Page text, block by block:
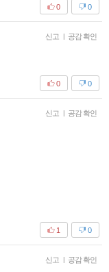
0
0
신고 공감 확인
0
0
신고 공감 확인
0
1
신고 공감 확인